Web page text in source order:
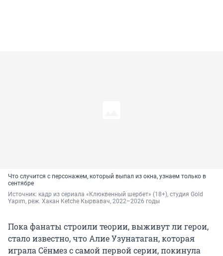
Что случится с персонажем, который выпал из окна, узнаем только в
сентябре
Источник: кадр из сериала «Клюквенный шербет» (18+), студия Gold
Yapım, реж. Хакан Ketche Кырвавач, 2022–2026 годы
Пока фанаты строили теории, выживут ли герои,
стало известно, что Алие Узунатаган, которая
играла Сёнмез с самой первой серии, покинула